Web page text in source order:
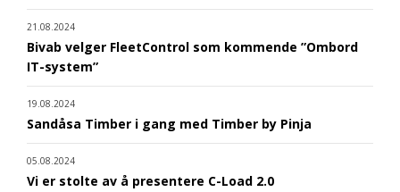
21.08.2024
Bivab velger FleetControl som kommende ”Ombord
IT-system”
19.08.2024
Sandåsa Timber i gang med Timber by Pinja
05.08.2024
Vi er stolte av å presentere C-Load 2.0